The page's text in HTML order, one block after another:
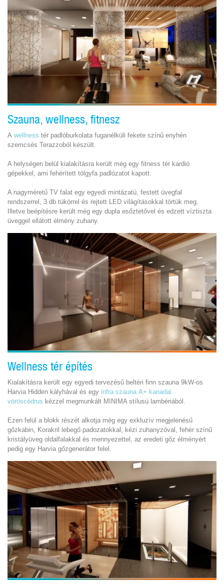
Szauna, wellness, fitnesz
A wellness tér padlóburkolata fuganélküli fekete színű enyhén
szemcsés Terazzoból készült.
A helységen belül kialakításra került még egy fitness tér kardió
gépekkel, ami fehérített tölgyfa padlózatot kapott.
A nagyméretű TV falat egy egyedi mintázatú, festett üvegfal
rendszerrel, 3 db tükörrel és rejtett LED világításokkal törtük meg.
Illetve beépítésre került még egy dupla esőztetővel és edzett víztiszta
üveggel ellátott élmény zuhany.
Wellness tér építés
Kialakításra került egy egyedi tervezésű beltéri finn szauna 9kW-os
Harvia Hidden kályhával és egy infra szauna A+ kanadai
vöröscédrus kézzel megmunkált MINIMA stílusú lambériából.
Ezen felül a blokk részét alkotja még egy exkluzív megjelenésű
gőzkabin, Korakril lebegő padozatokkal, kézi zuhanyzóval, fehér színű
kristályüveg oldalfalakkal és mennyezettel, az eredeti gőz élményért
pedig egy Harvia gőzgenerátor felel.